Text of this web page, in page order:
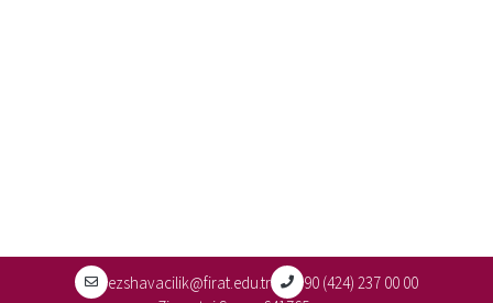
ezshavacilik@firat.edu.tr
90 (424) 237 00 00